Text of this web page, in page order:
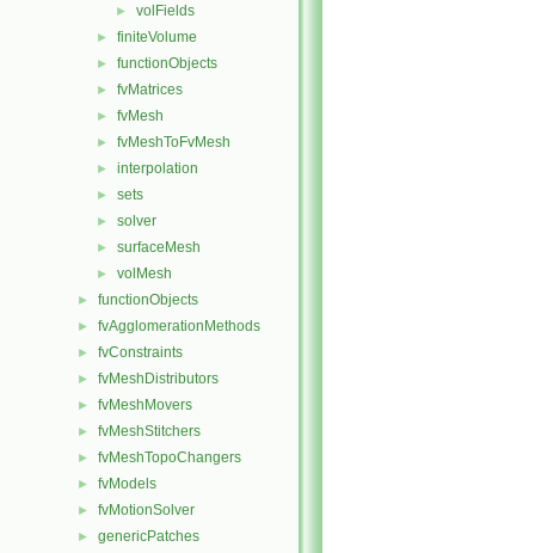
► volFields
► finiteVolume
► functionObjects
► fvMatrices
► fvMesh
► fvMeshToFvMesh
► interpolation
► sets
► solver
► surfaceMesh
► volMesh
► functionObjects
► fvAgglomerationMethods
► fvConstraints
► fvMeshDistributors
► fvMeshMovers
► fvMeshStitchers
► fvMeshTopoChangers
► fvModels
► fvMotionSolver
► genericPatches